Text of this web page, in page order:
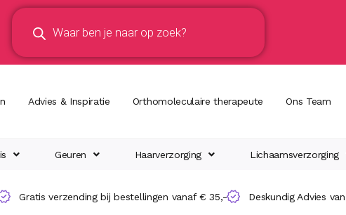
Advies & Inspiratie Orthomoleculaire therapeute Ons Team
Geuren Haarverzorging Lichaamsverzorging
Gratis verzending bij bestellingen vanaf € 35,- Deskundig Advies